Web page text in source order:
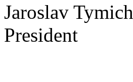
Jaroslav Tymich
President